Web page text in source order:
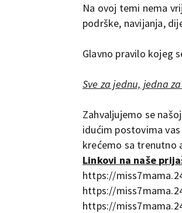
Na ovoj temi nema
podrške, navijanja,
Glavno pravilo kojeg
Sve za jednu, jedna
Zahvaljujemo se
idućim postovima
krećemo sa trenutno
Linkovi na naše
https://
https://
https://